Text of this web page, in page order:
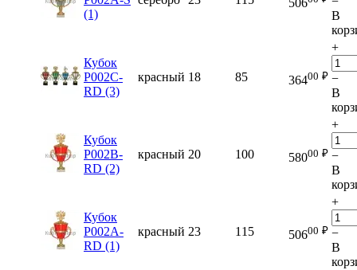
(1)
В
Кубок
P002C-
RD (3)
красный 18 85 36400 ₽
+
−
В
Кубок
P002B-
RD (2)
красный 20 100 58000 ₽
+
−
В
Кубок
P002A-
RD (1)
красный 23 115 50600 ₽
+
−
В